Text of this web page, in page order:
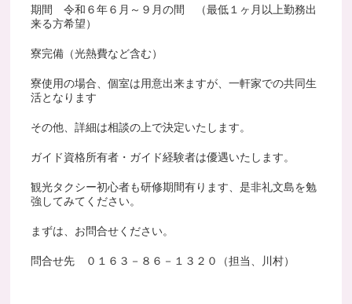
期間 令和６年６月～９月の間 （最低１ヶ月以上勤務出
来る方希望）
寮完備（光熱費など含む）
寮使用の場合、個室は用意出来ますが、一軒家での共同生
活となります
その他、詳細は相談の上で決定いたします。
ガイド資格所有者・ガイド経験者は優遇いたします。
観光タクシー初心者も研修期間有ります、是非礼文島を勉
強してみてください。
まずは、お問合せください。
問合せ先 ０１６３－８６－１３２０（担当、川村）